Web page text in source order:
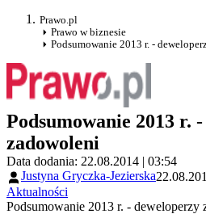
Prawo.pl
Prawo w biznesie
Podsumowanie 2013 r. -
Podsumowanie 2013 r.
zadowoleni
Data dodania: 22.08.2014 | 03:54
Justyna Gryczka-Jezierska
Aktualności
Podsumowanie 2013 r. - deweloperzy